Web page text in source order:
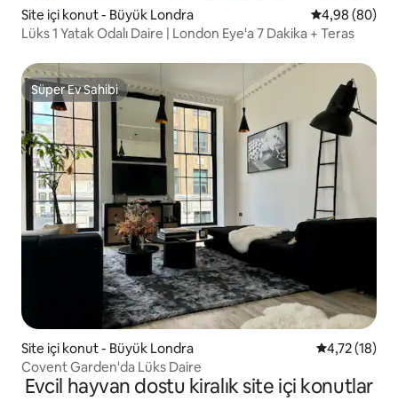
Site içi konut - Büyük Londra 5 üzerinden
4,98 (80)
Lüks 1 Yatak Odalı Daire | London Eye'a 7 Dakika + Teras
Süper Ev Sahibi
Süper Ev Sahibi
Site içi konut - Büyük Londra 5 üzerinden
4,72 (18)
Covent Garden'da Lüks Daire
Evcil hayvan dostu kiralık site içi konutlar